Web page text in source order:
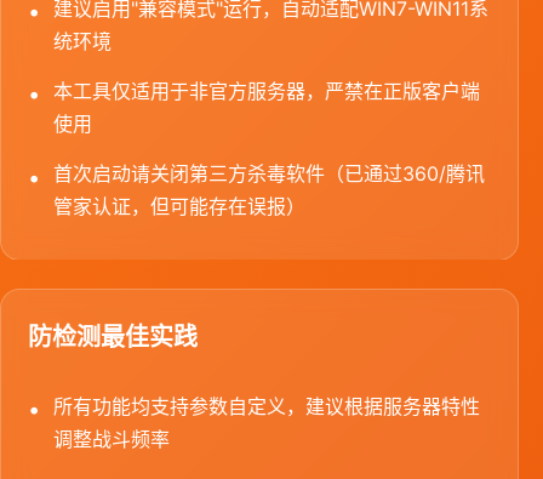
建议启用"兼容模式"运行，自动适配WIN7-WIN11系
统环境
本工具仅适用于非官方服务器，严禁在正版客户端
使用
首次启动请关闭第三方杀毒软件（已通过360/腾讯
管家认证，但可能存在误报）
防检测最佳实践
所有功能均支持参数自定义，建议根据服务器特性
调整战斗频率